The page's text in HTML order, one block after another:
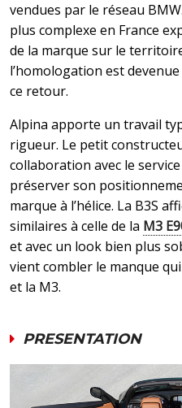
vendues par le réseau
plus complexe en France
de la marque sur le
l’homologation est
ce retour.
Alpina apporte un travail
rigueur. Le petit
collaboration avec le
préserver son
marque à l’hélice. La B3S
similaires à celle de la M3
et avec un look bien plus
vient combler le manque
et la M3.
PRESENTATION